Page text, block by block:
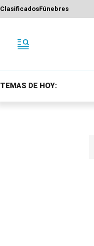
ClasificadosFúnebres
TEMAS DE HOY: